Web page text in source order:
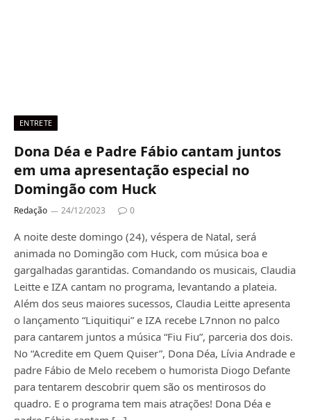
ENTRETE
Dona Déa e Padre Fábio cantam juntos
em uma apresentação especial no
Domingão com Huck
Redação 24/12/2023 0
A noite deste domingo (24), véspera de Natal, será
animada no Domingão com Huck, com música boa e
gargalhadas garantidas. Comandando os musicais, Claudia
Leitte e IZA cantam no programa, levantando a plateia.
Além dos seus maiores sucessos, Claudia Leitte apresenta
o lançamento “Liquitiqui” e IZA recebe L7nnon no palco
para cantarem juntos a música “Fiu Fiu”, parceria dos dois.
No “Acredite em Quem Quiser”, Dona Déa, Lívia Andrade e
padre Fábio de Melo recebem o humorista Diogo Defante
para tentarem descobrir quem são os mentirosos do
quadro. E o programa tem mais atrações! Dona Déa e